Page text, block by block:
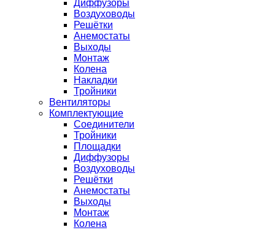
Диффузоры
Воздуховоды
Решётки
Анемостаты
Выходы
Монтаж
Колена
Накладки
Тройники
Вентиляторы
Комплектующие
Соединители
Тройники
Площадки
Диффузоры
Воздуховоды
Решётки
Анемостаты
Выходы
Монтаж
Колена